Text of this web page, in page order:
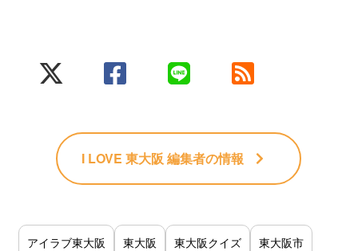
I LOVE 東大阪 編集者の情報
アイラブ東大阪 東大阪 東大阪クイズ 東大阪市